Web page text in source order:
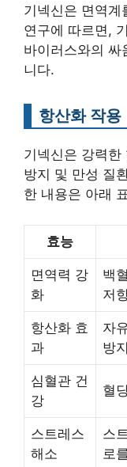
기넥신은 면역계
연구에 따르면,
바이러스와의 싸
니다.
항산화 작용
기넥신은 강력
방지 및 만성 질
한 내용은 아래
효능
면역력 강
화
백
저
항산화 효
과
자
방지
심혈관 건
강
혈
스트레스
해소
스
로